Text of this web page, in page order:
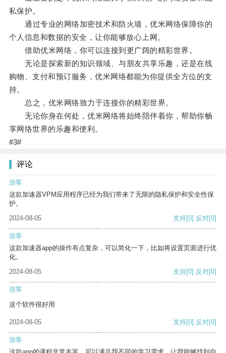
私保护。
通过专业的网络加密技术和防火墙，优米网络保障你的
个人信息和数据的安全，让你能够放心上网。
借助优米网络，你可以连接到更广阔的精彩世界。
无论是探索新的知识领域、与朋友共享乐趣，还是在线
购物、支付和预订服务，优米网络都能为你提供全方位的支
持。
总之，优米网络致力于连接你的精彩世界。
无论你身在何处，优米网络将始终陪伴着你，帮助你畅
享网络世界的乐趣和便利。
#3#
评论
游客
这款加速器VPM应用程序已经为我们带来了无限的隐私保护和安全性保
护。
2024-08-05
支持[0] 反对[0]
游客
这款加速器app的操作有点复杂，可以简化一下，比如将设置页面进行优
化。
2024-08-05
支持[0] 反对[0]
游客
这个软件很好用
2024-08-05 支持[0] 反对[0]
游客